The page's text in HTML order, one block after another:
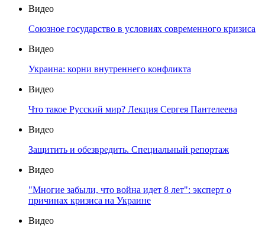
Видео
Союзное государство в условиях современного кризиса
Видео
Украина: корни внутреннего конфликта
Видео
Что такое Русский мир? Лекция Сергея Пантелеева
Видео
Защитить и обезвредить. Специальный репортаж
Видео
"Многие забыли, что война идет 8 лет": эксперт о
причинах кризиса на Украине
Видео